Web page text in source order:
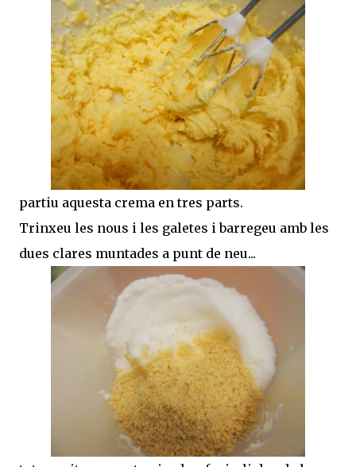
partiu aquesta crema en tres parts.
Trinxeu les nous i les galetes i barregeu amb les
dues clares muntades a punt de neu...